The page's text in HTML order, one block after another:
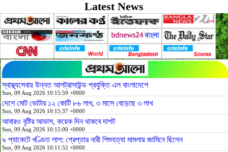
Latest News
স্বাস্থ্যসেবায় উন্নত আলট্রাসাউন্ড প্রযুক্তি এল বাংলাদেশে
Sun, 09 Aug 2026 10:15:59 +0000
দেশে মোট ভোটার ১২ কোটি ৮৬ লাখ, ৩ মাসে বেড়েছে ৩ লাখ
Sun, 09 Aug 2026 10:15:37 +0000
আবারও বৃষ্টির আভাস, কয়েক দিন থাকবে দাপট
Sun, 09 Aug 2026 10:15:00 +0000
৯ প্যাকেটে খণ্ডিত লাশ: গ্রেপ্তার নারী শিশুহত্যা মামলায় জামিনে ছিলেন
Sun, 09 Aug 2026 10:11:52 +0000